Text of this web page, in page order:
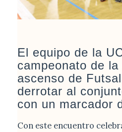
El equipo de la
campeonato de la
ascenso de
derrotar al
con un marcador
Con este encuentro